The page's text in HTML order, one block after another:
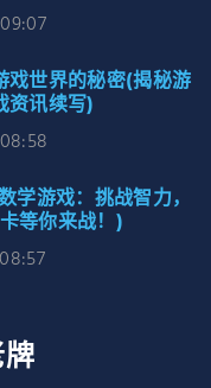
戏世界的秘密(揭秘游
资讯续写)
学游戏：挑战智力，
等你来战！)